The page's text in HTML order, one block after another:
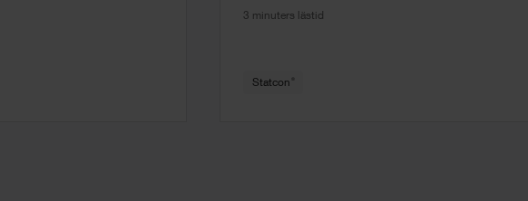
3 minuters lästid
Statcon